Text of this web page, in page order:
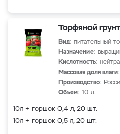
Торфяной
Вид: питательный
Назначение:
Кислотность:
Массовая доля влаги
Производство:
Объем: 10 л.
10л + горшок 0,4 л, 20 шт.
10л + горшок 0,5 л, 20 шт.